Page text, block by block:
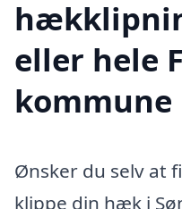
eller hele
kommune
Ønsker du selv at
klippe din hæk i